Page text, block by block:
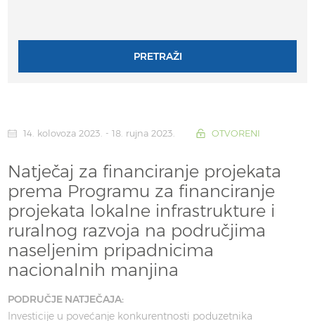
PRETRAŽI
14. kolovoza 2023. - 18. rujna 2023. OTVORENI
Natječaj za financiranje projekata
prema Programu za financiranje
projekata lokalne infrastrukture i
ruralnog razvoja na područjima
naseljenim pripadnicima
nacionalnih manjina
PODRUČJE NATJEČAJA:
Investicije u povećanje konkurentnosti poduzetnika